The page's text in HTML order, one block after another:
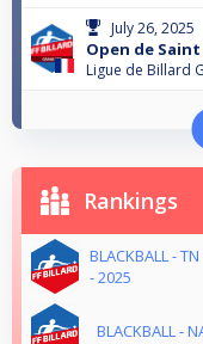
July 26, 2025
Open de
Ligue de Billard
Rankings
BLACKBALL -
- 2025
BLACKBALL -